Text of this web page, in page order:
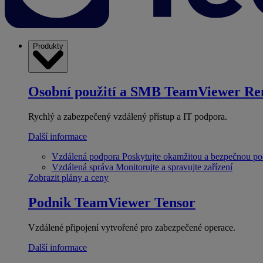
Produkty
Osobní použití a SMB TeamViewer
Rychlý a zabezpečený vzdálený přístup a IT podpora.
Další informace
Vzdálená podpora Poskytujte okamžitou a bezpečnou
Vzdálená správa Monitorujte a spravujte zařízení
Zobrazit plány a ceny
Podnik TeamViewer Tensor
Vzdálené připojení vytvořené pro zabezpečené operace.
Další informace